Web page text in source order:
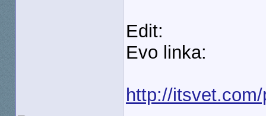
Edit:
Evo linka:
http://